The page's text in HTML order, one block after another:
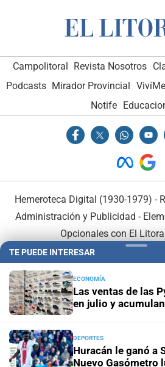
Campolitoral Revista Nosotros
Podcasts Mirador Provincial
Notife
Hemeroteca Digital (1930-1979) -
Administración y Publicidad -
Opcionales con El
En Asociación
TE PUEDE INTERESAR
ECONOMÍA
Las ventas de las
en julio y
DEPORTES
Huracán le ganó a
Nuevo Gasómetro